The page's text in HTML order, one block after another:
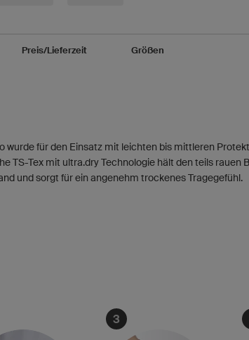
Preis/Lieferzeit Größen
wurde für den Einsatz mit leichten bis mittleren
TS-Tex mit ultra.dry Technologie hält den teils rauen
und sorgt für ein angenehm trockenes Tragegefühl.
3